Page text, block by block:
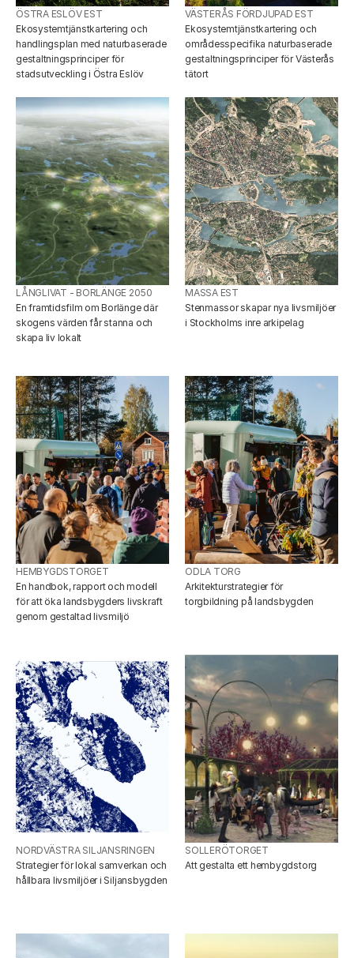
ÖSTRA ESLÖV EST
Ekosystemtjänstkartering och
handlingsplan med naturbaserade
gestaltningsprinciper för
stadsutveckling i Östra Eslöv
VÄSTERÅS FÖRDJUPAD EST
Ekosystemtjänstkartering och
områdesspecifika naturbaserade
gestaltningsprinciper för Västerås
tätort
LÅNGLIVAT - BORLÄNGE 2050
En framtidsfilm om Borlänge där
skogens värden får stanna och
skapa liv lokalt
MASSA EST
Stenmassor skapar nya livsmiljöer
i Stockholms inre arkipelag
HEMBYGDSTORGET
En handbok, rapport och modell
för att öka landsbygders livskraft
genom gestaltad livsmiljö
ODLA TORG
Arkitekturstrategier för
torgbildning på landsbygden
NORDVÄSTRA SILJANSRINGEN
Strategier för lokal samverkan och
hållbara livsmiljöer i Siljansbygden
SOLLERÖTORGET
Att gestalta ett hembygdstorg